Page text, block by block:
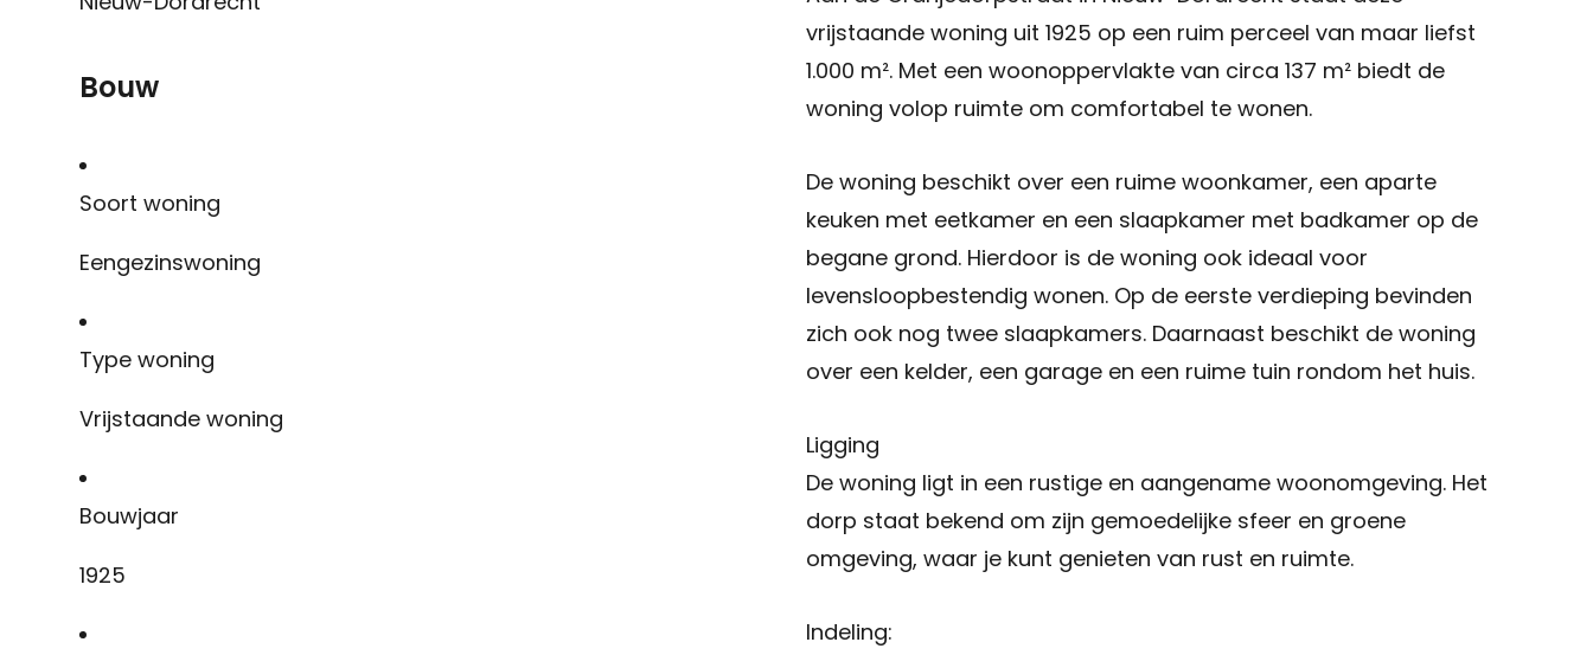
Bouw
Soort woning
Eengezinswoning
Type woning
Vrijstaande woning
Bouwjaar
1925
vrijstaande woning uit 1925 op een ruim perceel van maar liefst
1.000 m². Met een woonoppervlakte van circa 137 m² biedt de
woning volop ruimte om comfortabel te wonen.
De woning beschikt over een ruime woonkamer, een aparte
keuken met eetkamer en een slaapkamer met badkamer op de
begane grond. Hierdoor is de woning ook ideaal voor
levensloopbestendig wonen. Op de eerste verdieping bevinden
zich ook nog twee slaapkamers. Daarnaast beschikt de woning
over een kelder, een garage en een ruime tuin rondom het huis.
Ligging
De woning ligt in een rustige en aangename woonomgeving. Het
dorp staat bekend om zijn gemoedelijke sfeer en groene
omgeving, waar je kunt genieten van rust en ruimte.
Indeling:
Sluiten
+31 591 620 097
Contact